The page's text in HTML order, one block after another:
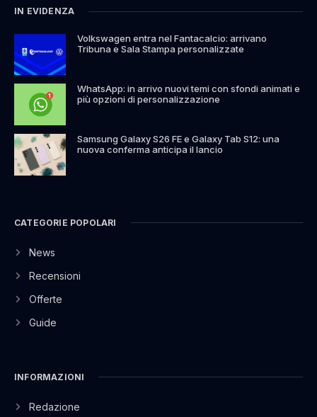
IN EVIDENZA
Volkswagen entra nel Fantacalcio: arrivano
Tribuna e Sala Stampa personalizzate
WhatsApp: in arrivo nuovi temi con sfondi animati e
più opzioni di personalizzazione
Samsung Galaxy S26 FE e Galaxy Tab S12: una
nuova conferma anticipa il lancio
CATEGORIE POPOLARI
News
Recensioni
Offerte
Guide
INFORMAZIONI
Redazione